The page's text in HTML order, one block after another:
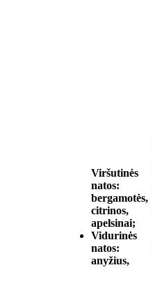
Viršutinės
natos:
bergamotės,
citrinos,
apelsinai;
Vidurinės
natos:
anyžius,